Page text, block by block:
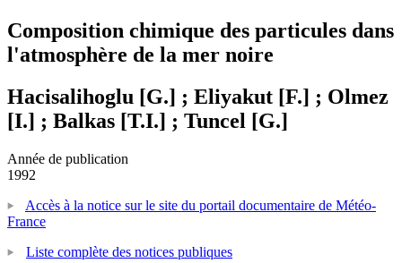
Composition chimique des particules dans
l'atmosphère de la mer noire
Hacisalihoglu [G.] ; Eliyakut [F.] ; Olmez
[I.] ; Balkas [T.I.] ; Tuncel [G.]
Année de publication
1992
Accès à la notice sur le site du portail documentaire de Météo-
France
Liste complète des notices publiques